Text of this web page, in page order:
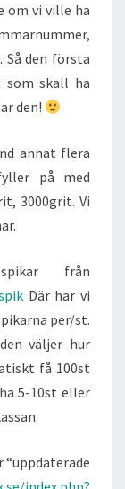
om vi ville ha
den första
som skall ha
den!
annat flera
på med
3000grit. Vi
från
Där har vi
per/st.
väljer hur
få 100st
5-10st eller